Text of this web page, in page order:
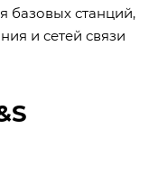
базовых станций,
и сетей связи